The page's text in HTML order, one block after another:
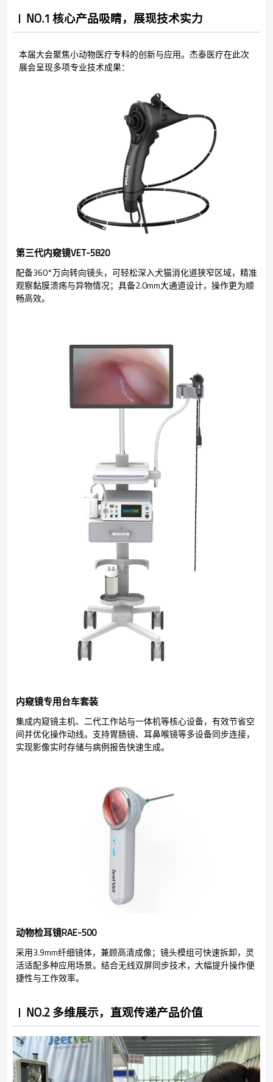
NO.1 核心产品吸睛，展现技术实力
本届大会聚焦小动物医疗专科的创新与应用。杰泰医疗在此次
展会呈现多项专业技术成果：
第三代内窥镜VET-5820
配备360°万向转向镜头，可轻松深入犬猫消化道狭窄区域，精准
观察黏膜溃疡与异物情况；具备2.0mm大通道设计，操作更为顺
畅高效。
内窥镜专用台车套装
集成内窥镜主机、二代工作站与一体机等核心设备，有效节省空
间并优化操作动线。支持胃肠镜、耳鼻喉镜等多设备同步连接，
实现影像实时存储与病例报告快速生成。
动物检耳镜RAE-500
采用3.9mm纤细镜体，兼顾高清成像；镜头模组可快速拆卸，灵
活适配多种应用场景。结合无线双屏同步技术，大幅提升操作便
捷性与工作效率。
NO.2 多维展示，直观传递产品价值